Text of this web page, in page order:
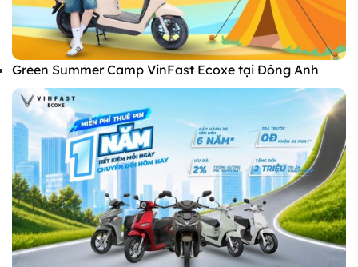
Green Summer Camp VinFast Ecoxe tại Đông Anh